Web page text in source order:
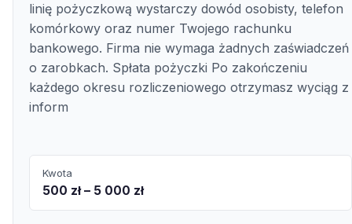
linię pożyczkową wystarczy dowód osobisty, telefon
komórkowy oraz numer Twojego rachunku
bankowego. Firma nie wymaga żadnych zaświadczeń
o zarobkach. Spłata pożyczki Po zakończeniu
każdego okresu rozliczeniowego otrzymasz wyciąg z
inform
Kwota
500 zł – 5 000 zł